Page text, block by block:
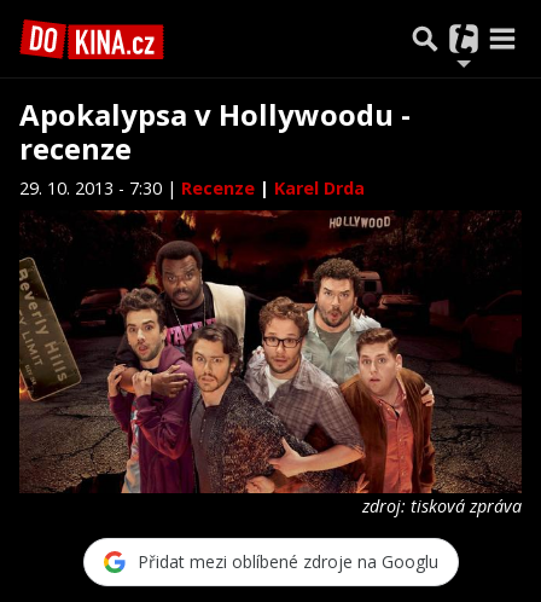
Apokalypsa v Hollywoodu -
recenze
29. 10. 2013 - 7:30 | Recenze | Karel Drda
zdroj: tisková zpráva
Přidat mezi oblíbené zdroje na Googlu